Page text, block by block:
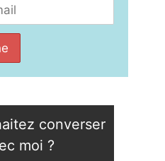
converser
moi ?